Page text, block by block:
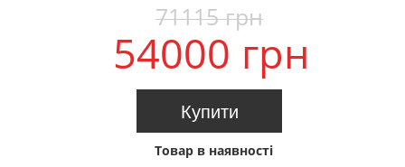
71115 грн
54000 грн
Купити
Товар в наявності